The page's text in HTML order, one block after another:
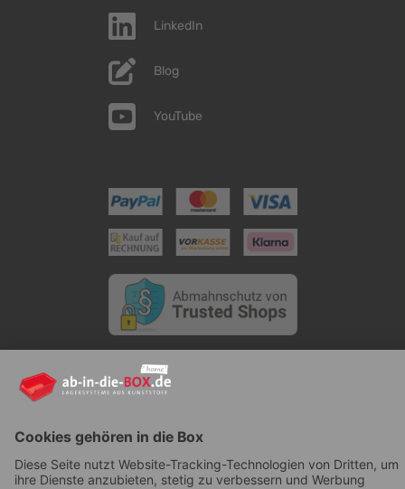
LinkedIn
Blog
YouTube
AGB Lieferung|Zahlungsarten
|Bestellvorgang
© ab-in-die-BOX 2026